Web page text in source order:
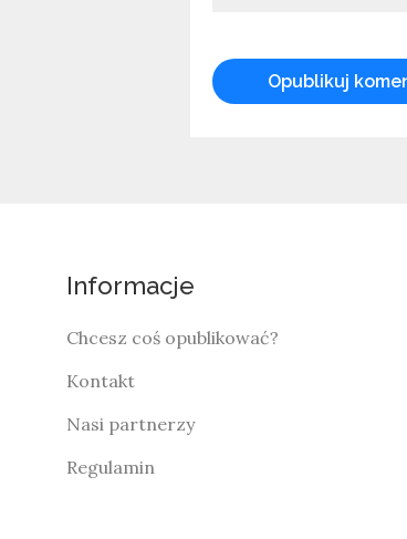
Informacje
Chcesz coś opublikować?
Kontakt
Nasi partnerzy
Regulamin